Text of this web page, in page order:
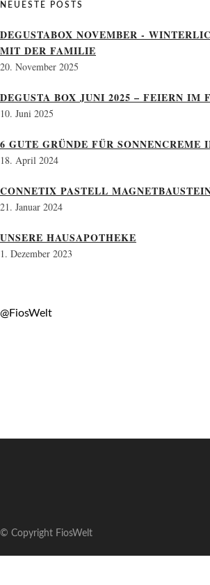
NEUESTE POSTS
DEGUSTABOX NOVEMBER -
MIT DER FAMILIE
20. November 2025
DEGUSTA BOX JUNI 2025 – FEIERN IM
10. Juni 2025
6 GUTE GRÜNDE FÜR SONNENCREME
18. April 2024
CONNETIX PASTELL
21. Januar 2024
UNSERE HAUSAPOTHEKE
1. Dezember 2023
@FiosWelt
© Copyright FiosWelt